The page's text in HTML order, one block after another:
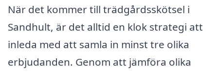
När det kommer till trädgårdsskötsel i
Sandhult, är det alltid en klok strategi att
inleda med att samla in minst tre olika
erbjudanden. Genom att jämföra olika